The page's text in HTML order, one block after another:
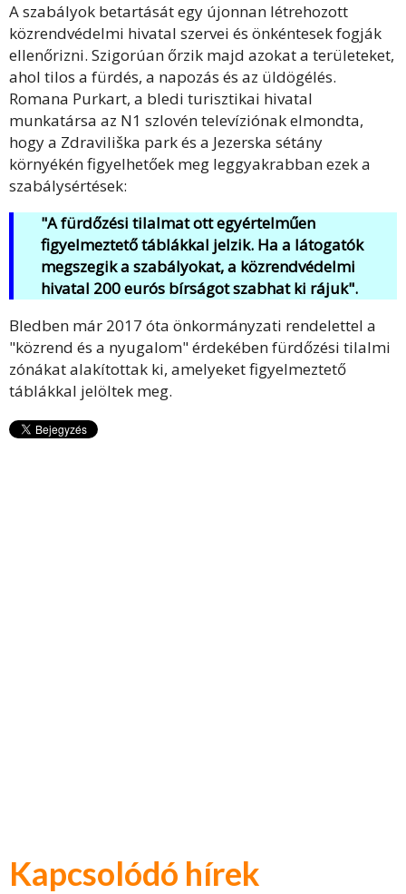
A szabályok betartását egy újonnan létrehozott
közrendvédelmi hivatal szervei és önkéntesek fogják
ellenőrizni. Szigorúan őrzik majd azokat a területeket,
ahol tilos a fürdés, a napozás és az üldögélés.
Romana Purkart, a bledi turisztikai hivatal
munkatársa az N1 szlovén televíziónak elmondta,
hogy a Zdraviliška park és a Jezerska sétány
környékén figyelhetőek meg leggyakrabban ezek a
szabálysértések:
"A fürdőzési tilalmat ott egyértelműen
figyelmeztető táblákkal jelzik. Ha a látogatók
megszegik a szabályokat, a közrendvédelmi
hivatal 200 eurós bírságot szabhat ki rájuk".
Bledben már 2017 óta önkormányzati rendelettel a
"közrend és a nyugalom" érdekében fürdőzési tilalmi
zónákat alakítottak ki, amelyeket figyelmeztető
táblákkal jelöltek meg.
Kapcsolódó hírek